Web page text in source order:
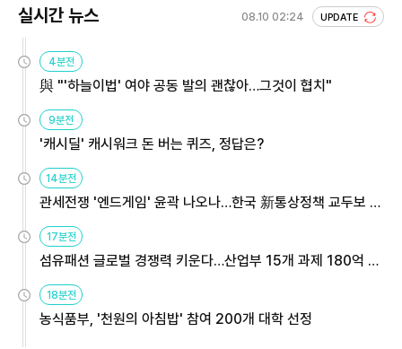
실시간 뉴스 08.10 02:24 UPDATE
4분전
與 "'하늘이법' 여야 공동 발의 괜찮아…그것이 협치"
9분전
'캐시딜' 캐시워크 돈 버는 퀴즈, 정답은?
14분전
관세전쟁 '엔드게임' 윤곽 나오나…한국 新통상정책 교두보 활
용해야
17분전
섬유패션 글로벌 경쟁력 키운다…산업부 15개 과제 180억 지
원
18분전
농식품부, '천원의 아침밥' 참여 200개 대학 선정